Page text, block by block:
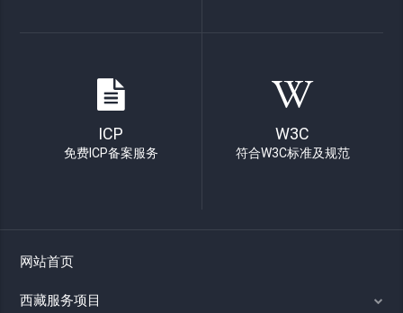
ICP
免费ICP备案服务
W3C
符合W3C标准及规范
网站首页
西藏服务项目